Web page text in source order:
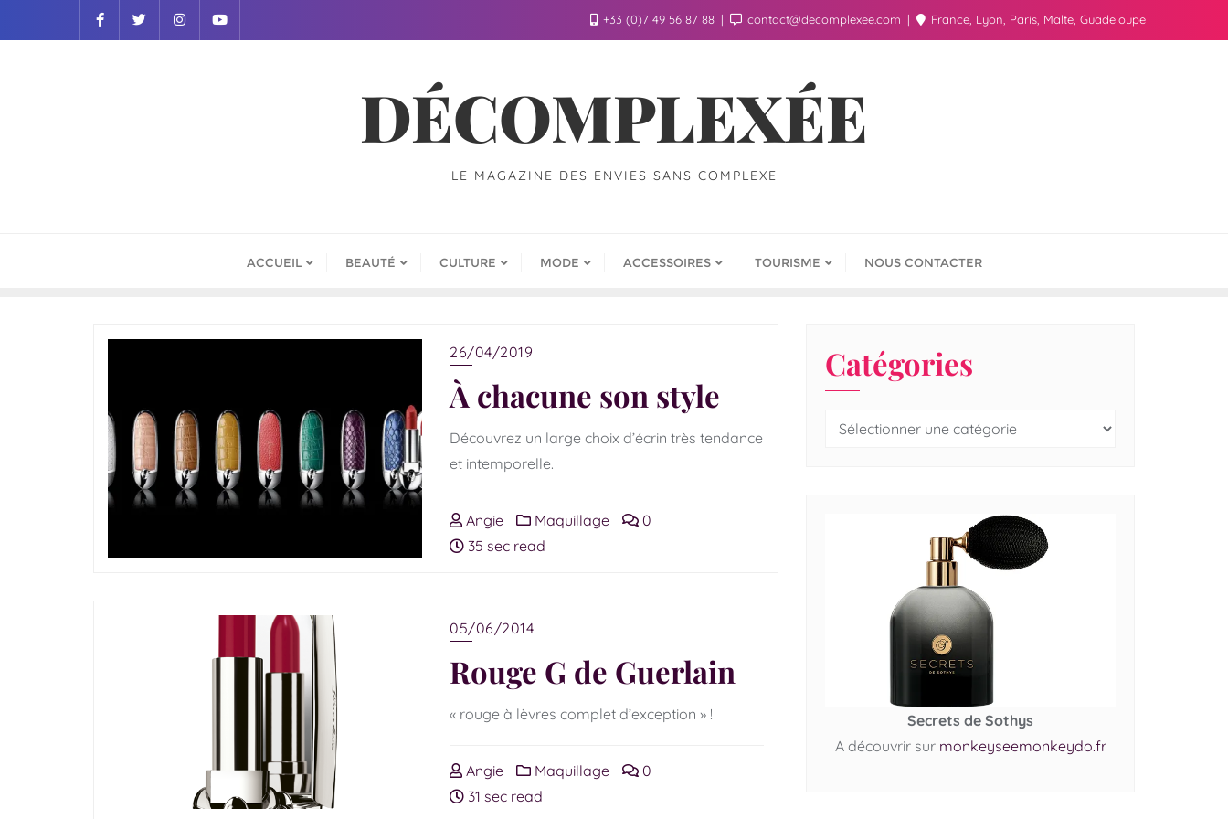
+33 (0)7 49 56 87 88 contact@decomplexee.com France, Lyon, Paris, Malte, Guadeloupe
DÉCOMPLEXÉE
LE MAGAZINE DES ENVIES SANS COMPLEXE
ACCUEIL BEAUTÉ CULTURE MODE ACCESSOIRES TOURISME NOUS CONTACTER
26/04/2019
À chacune son style
Découvrez un large choix d’écrin très tendance
et intemporelle.
Angie Maquillage
0
35 sec read
05/06/2014
Rouge G de Guerlain
« rouge à lèvres complet d’exception » !
Angie Maquillage
0
31 sec read
Catégories
Secrets de Sothys
A découvrir sur monkeyseemonkeydo.fr